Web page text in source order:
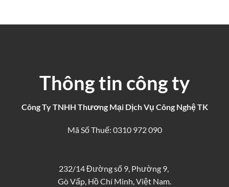
Thông tin công ty
Công Ty TNHH Thương Mại Dịch Vụ Công Nghệ TK
Mã Số Thuế: 0310 972 090
232/14 Đường số 9, Phường 9,
Gò Vấp, Hồ Chí Minh, Việt Nam.